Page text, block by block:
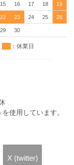
15 16 17 18 19
22 23 24 25 26
29 30
：休業日
を使用しています。
X (twitter)